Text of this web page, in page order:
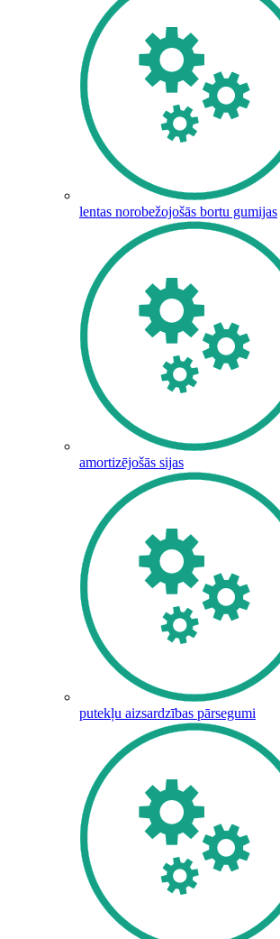
lentas norobežojošās bortu gumijas
amortizējošās sijas
putekļu aizsardzības pārsegumi